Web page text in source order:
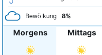
Bewölkung 8%
Morgens Mittags